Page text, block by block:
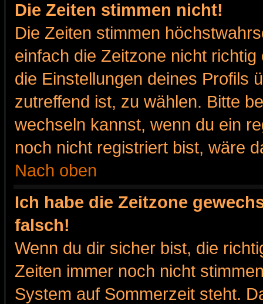
Die Zeiten stimmen nicht!
Die Zeiten stimmen
einfach die Zeitzone nicht
die Einstellungen deines Profils
zutreffend ist, zu wählen. Bitte
wechseln kannst, wenn du ein
noch nicht registriert bist, wäre
Nach oben
Ich habe die Zeitzone
falsch!
Wenn du dir sicher bist, die
Zeiten immer noch nicht
System auf Sommerzeit steht.